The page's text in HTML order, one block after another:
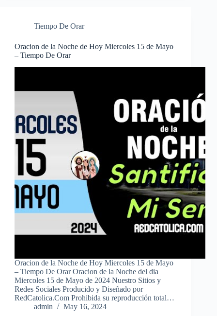
Tiempo De Orar
Oracion de la Noche de Hoy Miercoles 15 de Mayo
– Tiempo De Orar
Oracion de la Noche de Hoy Miercoles 15 de Mayo
– Tiempo De Orar Oracion de la Noche del dia
Miercoles 15 de Mayo de 2024 Nuestro Sitios y
Redes Sociales Producido y Diseñado por
RedCatolica.Com Prohibida su reproducción total…
admin
May 16, 2024